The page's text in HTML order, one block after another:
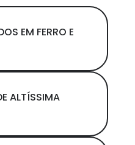
EM FERRO E
ALTÍSSIMA